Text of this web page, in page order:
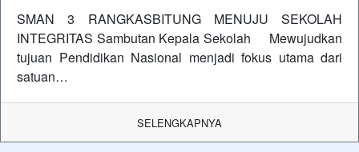
SMAN 3 RANGKASBITUNG MENUJU SEKOLAH
INTEGRITAS Sambutan Kepala Sekolah Mewujudkan
tujuan Pendidikan Nasional menjadi fokus utama dari
satuan…
SELENGKAPNYA